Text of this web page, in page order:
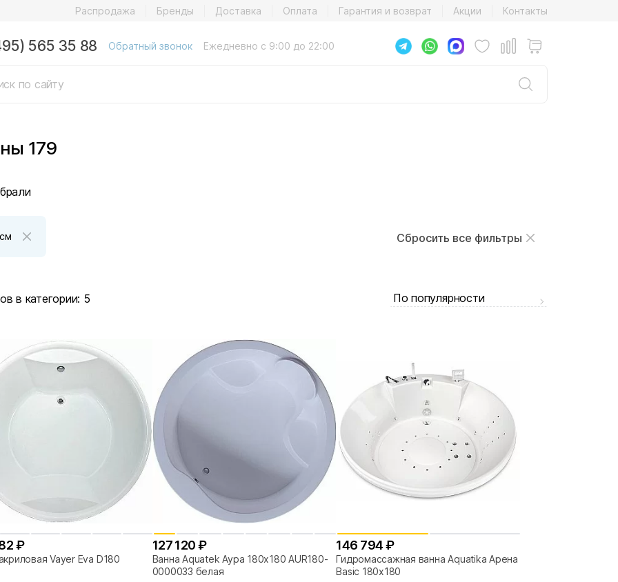
Распродажа Бренды Доставка Оплата Гарантия и возврат Акции Контакты
565 35 88 Обратный звонок Ежедневно с 9:00 до 22:00
179
Сбросить все фильтры
в категории: 5 По популярности
₽
Vayer Eva D180
127 120 ₽
Ванна Aquatek Аура 180х180 AUR180-
0000033 белая
146 794 ₽
Гидромассажная ванна Aquatika Арена
Basic 180х180